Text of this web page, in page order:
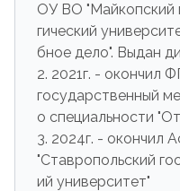
ОУ ВО "Майкопский
гический
бное дело". Выдан
2. 2021г. - окончил
государственный
о специальности
3. 2024г. - окончил
"Ставропольский
ий университет"